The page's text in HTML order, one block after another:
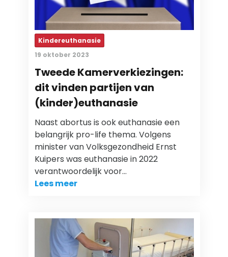
Kindereuthanasie
19 oktober 2023
Tweede Kamerverkiezingen:
dit vinden partijen van
(kinder)euthanasie
Naast abortus is ook euthanasie een
belangrijk pro-life thema. Volgens
minister van Volksgezondheid Ernst
Kuipers was euthanasie in 2022
verantwoordelijk voor…
Lees meer